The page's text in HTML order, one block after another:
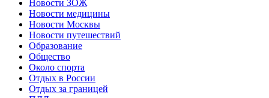
Новости ЗОЖ
Новости медицины
Новости Москвы
Новости путешествий
Образование
Общество
Около спорта
Отдых в России
Отдых за границей